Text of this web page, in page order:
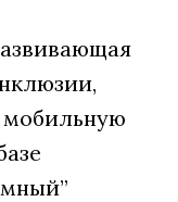
мобильную